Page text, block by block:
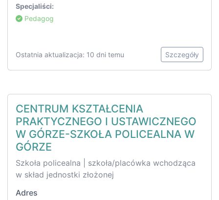
Specjaliści:
Pedagog
Ostatnia aktualizacja: 10 dni temu Szczegóły
CENTRUM KSZTAŁCENIA
PRAKTYCZNEGO I USTAWICZNEGO
W GÓRZE-SZKOŁA POLICEALNA W
GÓRZE
Szkoła policealna | szkoła/placówka wchodząca
w skład jednostki złożonej
Adres